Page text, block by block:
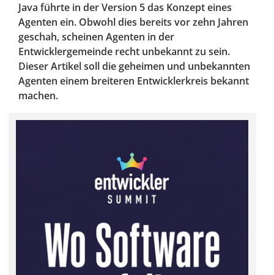
Java führte in der Version 5 das Konzept eines
Agenten ein. Obwohl dies bereits vor zehn Jahren
geschah, scheinen Agenten in der
Entwicklergemeinde recht unbekannt zu sein.
Dieser Artikel soll die geheimen und unbekannten
Agenten einem breiteren Entwicklerkreis bekannt
machen.